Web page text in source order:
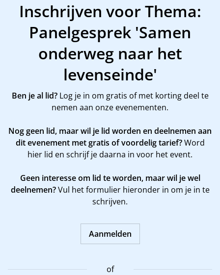
Inschrijven voor Thema:
Panelgesprek 'Samen
onderweg naar het
levenseinde'
Ben je al lid?Log je in om gratis of met korting deel te
nemen aan onze evenementen.
Nog geen lid, maar wil je lid worden en deelnemen aan
dit evenement met gratis of voordelig tarief?Word
hier lid en schrijf je daarna in voor het event.
Geen interesse om lid te worden, maar wil je wel
deelnemen?Vul het formulier hieronder in om je in te
schrijven.
Aanmelden
of